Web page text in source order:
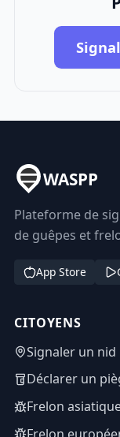
WASPP
Plateforme de
de guêpes et
App Store
CITOYENS
Signaler un nid
Déclarer un
Frelon